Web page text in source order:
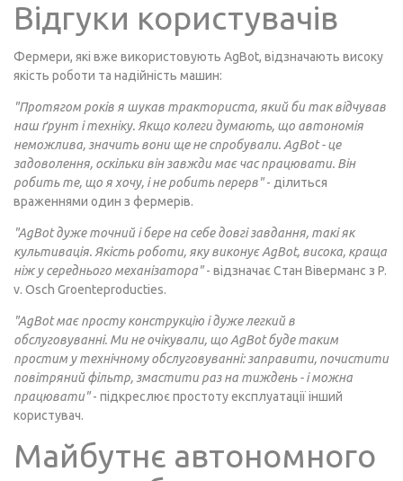
Відгуки користувачів
Фермери, які вже використовують AgBot, відзначають високу
якість роботи та надійність машин:
"Протягом років я шукав тракториста, який би так відчував
наш ґрунт і техніку. Якщо колеги думають, що автономія
неможлива, значить вони ще не спробували. AgBot - це
задоволення, оскільки він завжди має час працювати. Він
робить те, що я хочу, і не робить перерв"- ділиться
враженнями один з фермерів.
"AgBot дуже точний і бере на себе довгі завдання, такі як
культивація. Якість роботи, яку виконує AgBot, висока, краща
ніж у середнього механізатора"- відзначає Стан Віверманс з P.
v. Osch Groenteproducties.
"AgBot має просту конструкцію і дуже легкий в
обслуговуванні. Ми не очікували, що AgBot буде таким
простим у технічному обслуговуванні: заправити, почистити
повітряний фільтр, змастити раз на тиждень - і можна
працювати"- підкреслює простоту експлуатації інший
користувач.
Майбутнє автономного